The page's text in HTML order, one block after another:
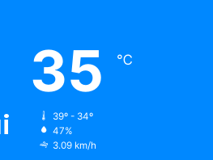
35 ℃
39º - 34º
47%
3.09 km/h